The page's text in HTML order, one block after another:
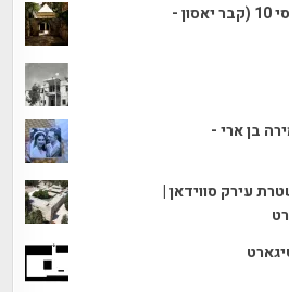
קבר שודד הים מרחוב אלפסי 10 (קבר יאסון -
בן ארי -
עירק סווידאן |